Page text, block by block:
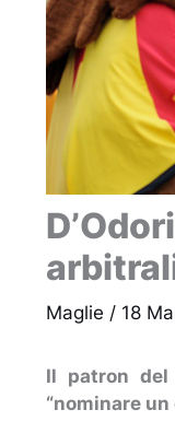
Maglie / 18
Il patron del
“nominare